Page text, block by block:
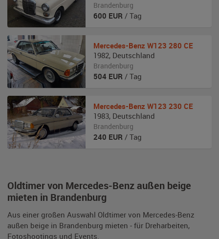
Oldtimer von Mercedes-Benz außen beige
mieten in Brandenburg
Aus einer großen Auswahl Oldtimer von Mercedes-Benz
außen beige in Brandenburg mieten - für Dreharbeiten,
Fotoshootings und Events.
Brandenburg
600 EUR / Tag
Mercedes-Benz W123 280 CE
1982, Deutschland
Brandenburg
504 EUR / Tag
Mercedes-Benz W123 230 CE
1983, Deutschland
Brandenburg
240 EUR / Tag